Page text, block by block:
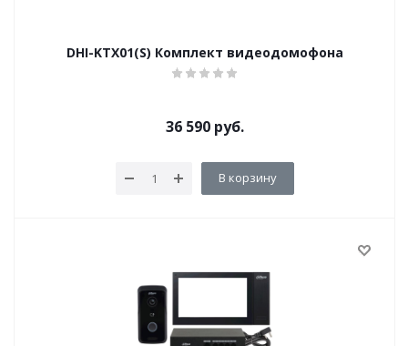
DHI-KTX01(S) Комплект видеодомофона
36 590 руб.
В корзину